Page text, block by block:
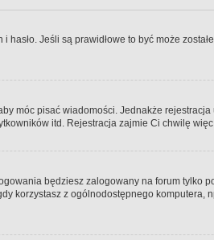
Jeśli są prawidłowe to być może
móc pisać wiadomości. Jednakże
itd. Rejestracja zajmie Ci chwilę
będziesz zalogowany na forum tylko
korzystasz z ogólnodostępnego